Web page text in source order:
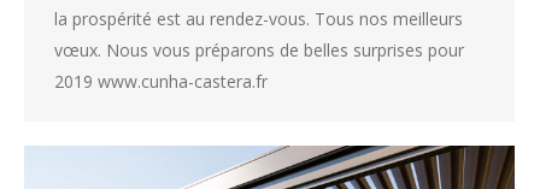
la prospérité est au rendez-vous. Tous nos meilleurs
vœux. Nous vous préparons de belles surprises pour
2019 www.cunha-castera.fr